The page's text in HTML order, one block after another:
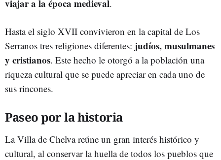
viajar a la época medieval.
Hasta el siglo XVII convivieron en la capital de Los
Serranos tres religiones diferentes: judíos, musulmanes
y cristianos. Este hecho le otorgó a la población una
riqueza cultural que se puede apreciar en cada uno de
sus rincones.
Paseo por la historia
La Villa de Chelva reúne un gran interés histórico y
cultural, al conservar la huella de todos los pueblos que